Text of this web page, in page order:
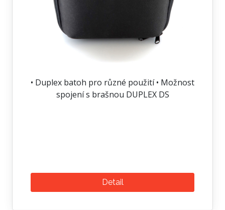
• Duplex batoh pro různé použití • Možnost
spojení s brašnou DUPLEX DS
Detail